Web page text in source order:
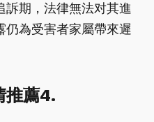
訴期，法律無法对其進
仍為受害者家屬帶來遲
推薦4.